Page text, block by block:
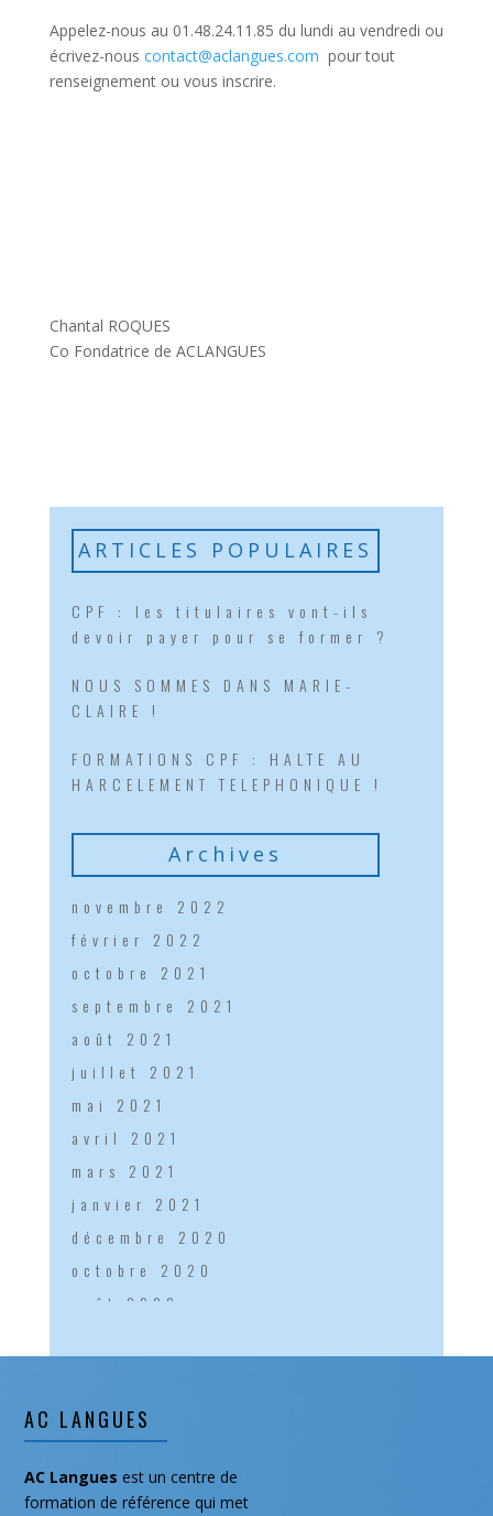
Appelez-nous au 01.48.24.11.85 du lundi au vendredi ou
écrivez-nous contact@aclangues.com pour tout
renseignement ou vous inscrire.
Chantal ROQUES
Co Fondatrice de ACLANGUES
ARTICLES POPULAIRES
CPF : les titulaires vont-ils
devoir payer pour se former ?
NOUS SOMMES DANS MARIE-
CLAIRE !
FORMATIONS CPF : HALTE AU
HARCELEMENT TELEPHONIQUE !
Archives
novembre 2022
février 2022
octobre 2021
septembre 2021
août 2021
juillet 2021
mai 2021
avril 2021
mars 2021
janvier 2021
décembre 2020
octobre 2020
août 2020
novembre 2019
septembre 2019
août 2019
AC LANGUES
AC Langues est un centre de
formation de référence qui met